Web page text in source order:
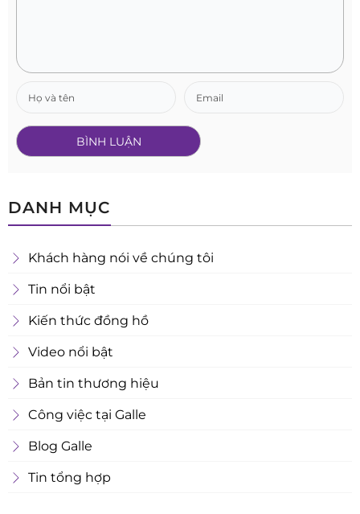
DANH MỤC
Khách hàng nói về chúng tôi
Tin nổi bật
Kiến thức đồng hồ
Video nổi bật
Bản tin thương hiệu
Công việc tại Galle
Blog Galle
Tin tổng hợp